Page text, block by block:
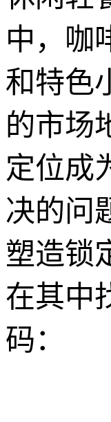
中，咖
和特色
的市场
定位成
决的问
塑造锁
在其中
码：